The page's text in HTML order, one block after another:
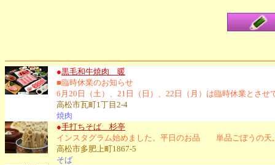
●黒毛和牛焼肉 暖
■臨時休業のお知らせ
6月20日（土）、21日（日）、22日（月）は臨時休業とさ
高松市瓦町1丁目2-4
焼肉
●手打ちそば 杉亭
インスタグラム始めました。平日のお品 単品ごぼうの
高松市多肥上町1867-5
そば